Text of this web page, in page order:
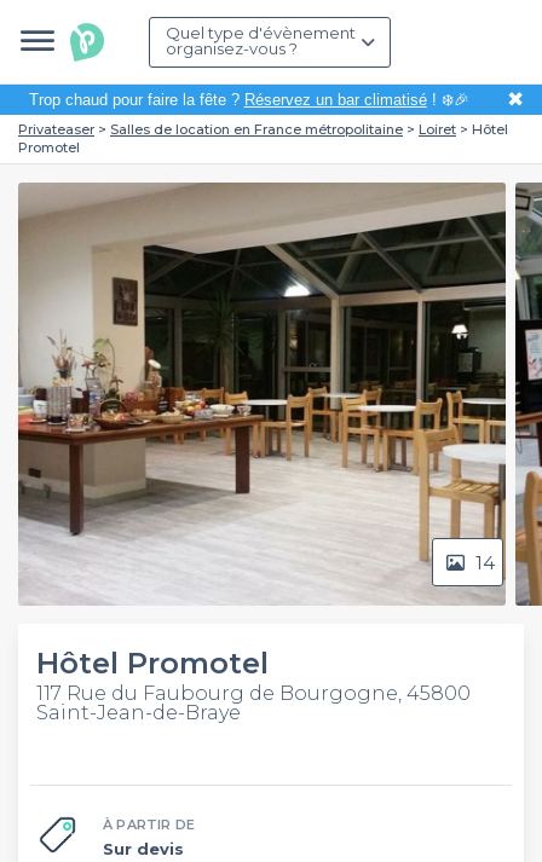
Quel type d'évènement
organisez-vous ?
Trop chaud pour faire la fête ? Réservez un bar climatisé! ❄️🎉 ✖
Privateaser Salles de location en France métropolitaine Loiret
Hôtel
Promotel
14
Hôtel Promotel
117 Rue du Faubourg de Bourgogne, 45800
Saint-Jean-de-Braye
À PARTIR DE
Sur devis